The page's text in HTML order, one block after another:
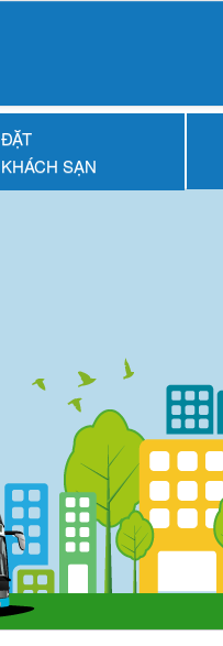
ĐẶT
KHÁCH SẠN